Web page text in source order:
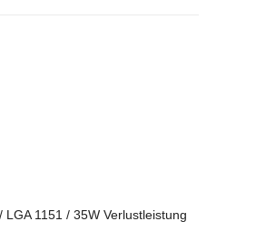
1151 / 35W Verlustleistung